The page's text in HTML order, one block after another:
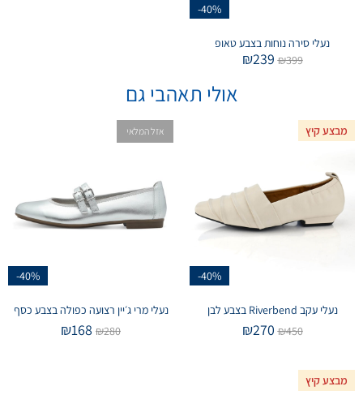
-40%
נעלי סירה נוחות בצבע טאופ
₪399
₪239
אולי תאהבי גם
מבצע קיץ
-40%
נעלי עקב Riverbend בצבע לבן
₪450
₪270
-40%
אזל המלאי
נעלי מרי ג׳יין רצועה כפולה בצבע כסף
₪280
₪168
מבצע קיץ